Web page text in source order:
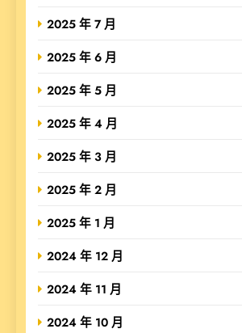
2025 年 7 月
2025 年 6 月
2025 年 5 月
2025 年 4 月
2025 年 3 月
2025 年 2 月
2025 年 1 月
2024 年 12 月
2024 年 11 月
2024 年 10 月